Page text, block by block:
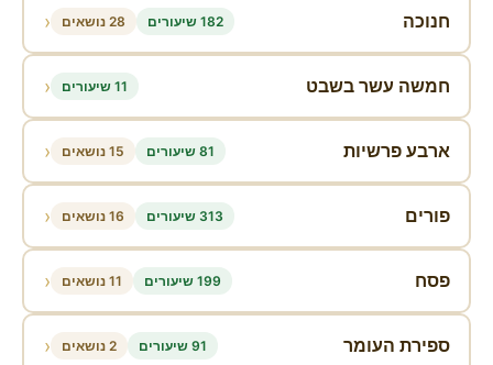
חנוכה 182 שיעורים 28 נושאים ‹
חמשה עשר בשבט 11 שיעורים ‹
ארבע פרשיות 81 שיעורים 15 נושאים ‹
פורים 313 שיעורים 16 נושאים ‹
פסח 199 שיעורים 11 נושאים ‹
ספירת העומר 91 שיעורים 2 נושאים ‹